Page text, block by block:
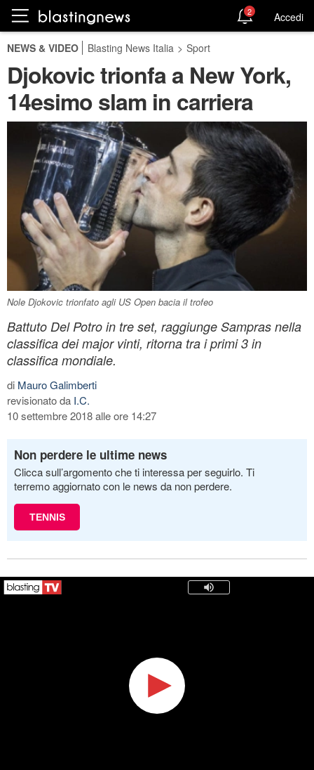
2 Accedi
NEWS & VIDEO Blasting News Italia > Sport
Djokovic trionfa a New York,
14esimo slam in carriera
Nole Djokovic trionfato agli US Open bacia il trofeo
Battuto Del Potro in tre set, raggiunge Sampras nella
classifica dei major vinti, ritorna tra i primi 3 in
classifica mondiale.
di Mauro Galimberti
revisionato da I.C.
10 settembre 2018 alle ore 14:27
Non perdere le ultime news
Clicca sull’argomento che ti interessa per seguirlo. Ti
terremo aggiornato con le news da non perdere.
TENNIS